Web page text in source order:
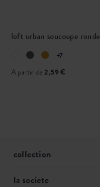
loft urban soucoupe ronde
+7
A partir de2,59 €
collection
la societe